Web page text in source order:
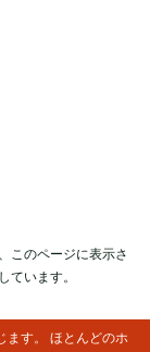
このページに表示さ
ています。
す。 ほとんどのホ